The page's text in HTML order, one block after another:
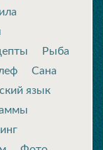
Рыба
Сана
язык